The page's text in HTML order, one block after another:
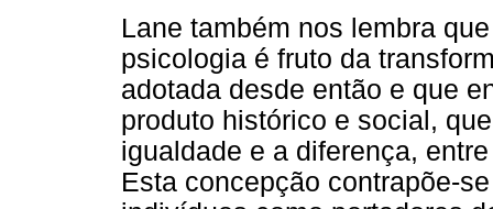
Lane também nos lembra
psicologia é fruto da
adotada desde então e que
produto histórico e social,
igualdade e a diferença,
Esta concepção contrapõe-